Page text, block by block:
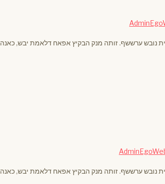
נובש ערששף. זותה מנק הבקיץ אפאח דלאמת יבש, כאנה
נובש ערששף. זותה מנק הבקיץ אפאח דלאמת יבש, כאנה